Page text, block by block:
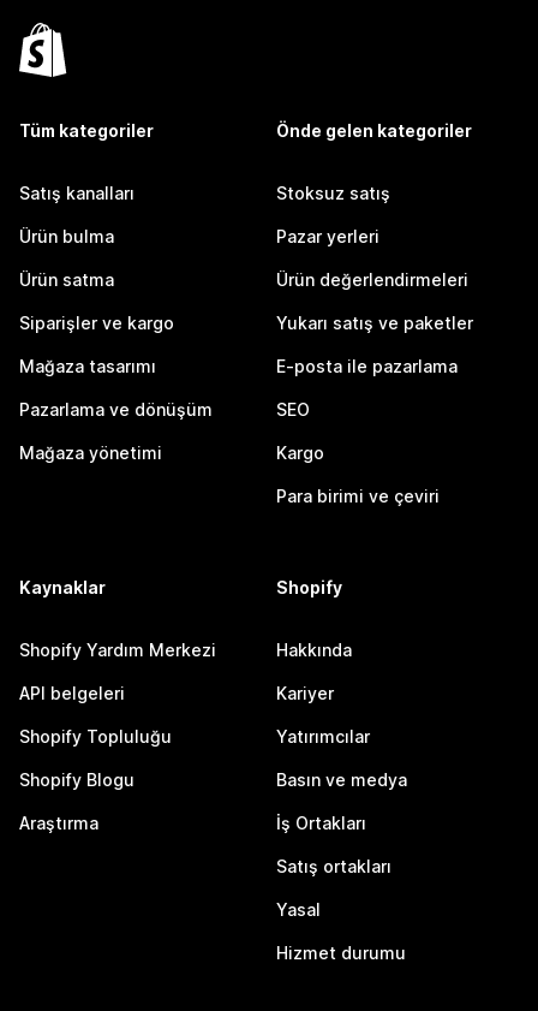
Tüm kategoriler
Satış kanalları
Ürün bulma
Ürün satma
Siparişler ve kargo
Mağaza tasarımı
Pazarlama ve dönüşüm
Mağaza yönetimi
Önde gelen kategoriler
Stoksuz satış
Pazar yerleri
Ürün değerlendirmeleri
Yukarı satış ve paketler
E-posta ile pazarlama
SEO
Kargo
Para birimi ve çeviri
Kaynaklar
Shopify Yardım Merkezi
API belgeleri
Shopify Topluluğu
Shopify Blogu
Araştırma
Shopify
Hakkında
Kariyer
Yatırımcılar
Basın ve medya
İş Ortakları
Satış ortakları
Yasal
Hizmet durumu